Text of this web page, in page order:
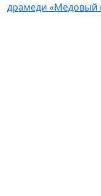
драмеди «Медовый